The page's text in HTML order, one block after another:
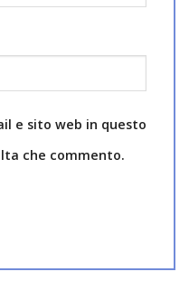
e sito web in questo
che commento.